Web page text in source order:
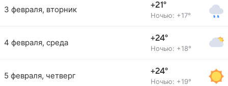
3 февраля, вторник +21°
Ночью: +17°
4 февраля, среда +24°
Ночью: +18°
5 февраля, четверг +24°
Ночью: +19°